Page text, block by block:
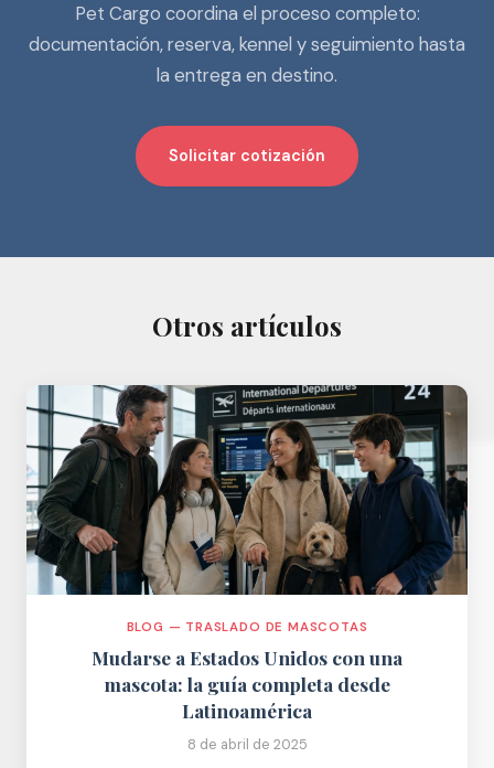
Pet Cargo coordina el proceso completo:
documentación, reserva, kennel y seguimiento hasta
la entrega en destino.
Solicitar cotización
Otros artículos
BLOG — TRASLADO DE MASCOTAS
Mudarse a Estados Unidos con una
mascota: la guía completa desde
Latinoamérica
8 de abril de 2025